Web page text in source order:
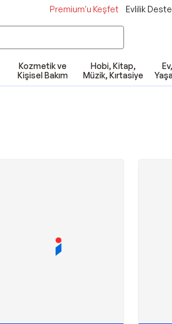
Premium'u Keşfet Evlilik
Kozmetik ve
Kişisel Bakım
Hobi, Kitap,
Müzik, Kırtasiye
Ev,